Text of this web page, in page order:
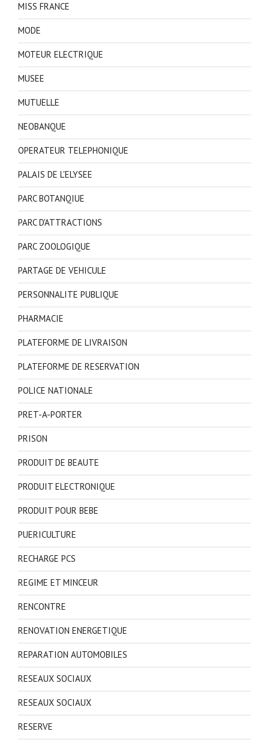
MISS FRANCE
MODE
MOTEUR ELECTRIQUE
MUSEE
MUTUELLE
NEOBANQUE
OPERATEUR TELEPHONIQUE
PALAIS DE L'ELYSEE
PARC BOTANQIUE
PARC D'ATTRACTIONS
PARC ZOOLOGIQUE
PARTAGE DE VEHICULE
PERSONNALITE PUBLIQUE
PHARMACIE
PLATEFORME DE LIVRAISON
PLATEFORME DE RESERVATION
POLICE NATIONALE
PRET-A-PORTER
PRISON
PRODUIT DE BEAUTE
PRODUIT ELECTRONIQUE
PRODUIT POUR BEBE
PUERICULTURE
RECHARGE PCS
REGIME ET MINCEUR
RENCONTRE
RENOVATION ENERGETIQUE
REPARATION AUTOMOBILES
RESEAUX SOCIAUX
RESEAUX SOCIAUX
RESERVE